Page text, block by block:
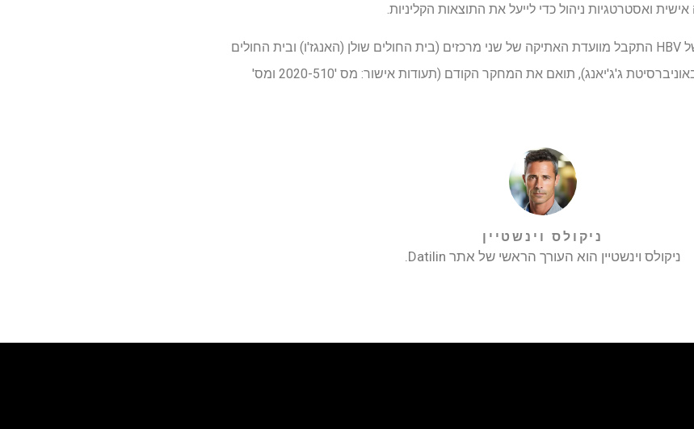
ואסטרטגיות ניהול כדי לייעל את התוצאות הקליניות.
אישור אתי לקבוצת ההפעלה מחדש של HBV התקבל מוועדת האתיקה של שני מרכזים (בית החולים שולן (האנגז'ו) ובית החולים
המזוהה הראשון, בית הספר לרפואה באוניברסיטת ג'ג'יאנג), תואם את המחקר הקודם (תעודות אישור: מס '2020-510 ומס'
ניקולס וינשטיין
ניקולס וינשטיין הוא העורך הראשי של אתר Datilin.